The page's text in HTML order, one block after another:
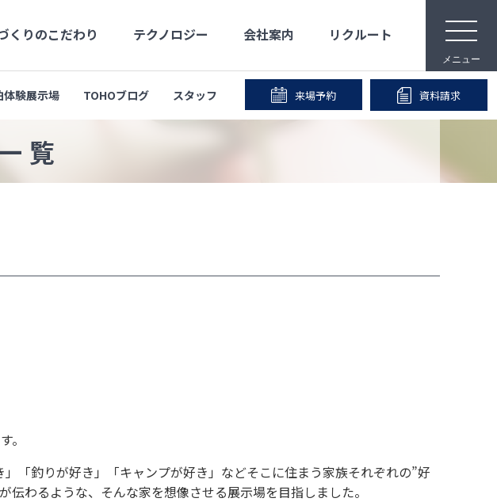
t
o
g
l
a
v
i
メニュー
くりのこだわり
宿泊体験
テクノロジー 会社案内
事業内容
支店・営業所
リクルート
体験展示場 TOHOブログ スタッフ 来場予約 資料請求
覧
。
「釣りが好き」「キャンプが好き」などそこに住まう家族それぞれの”好
わるような、そんな家を想像させる展示場を目指しました。